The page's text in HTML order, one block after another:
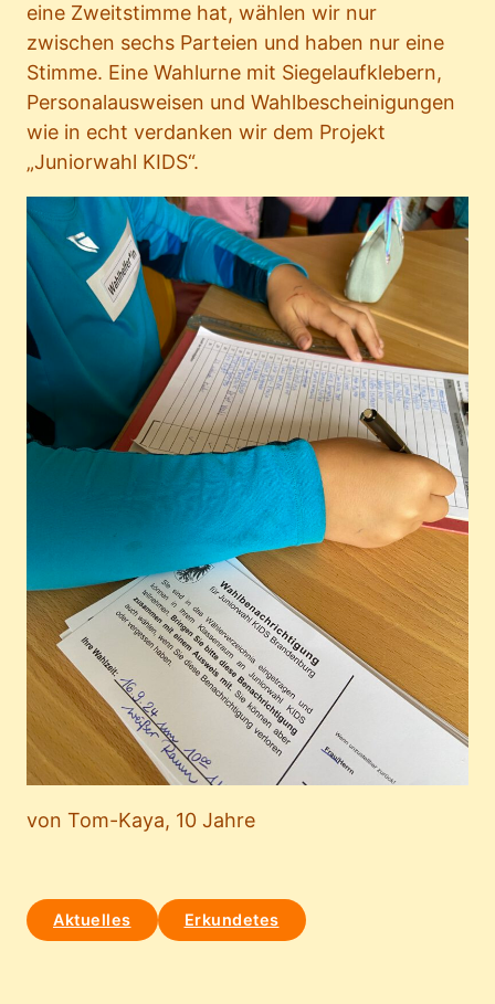
eine Zweitstimme hat, wählen wir nur
zwischen sechs Parteien und haben nur eine
Stimme. Eine Wahlurne mit Siegelaufklebern,
Personalausweisen und Wahlbescheinigungen
wie in echt verdanken wir dem Projekt
„Juniorwahl KIDS“.
von Tom-Kaya, 10 Jahre
Aktuelles Erkundetes